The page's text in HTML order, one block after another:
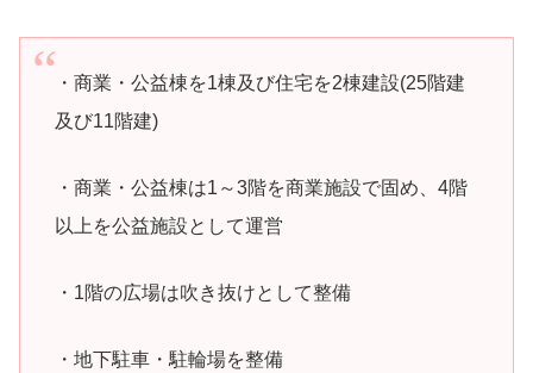
・商業・公益棟を1棟及び住宅を2棟建設(25階建
及び11階建)
・商業・公益棟は1～3階を商業施設で固め、4階
以上を公益施設として運営
・1階の広場は吹き抜けとして整備
・地下駐車・駐輪場を整備